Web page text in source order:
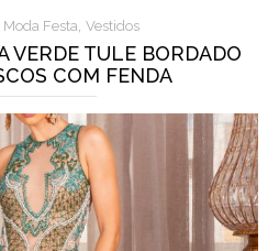
Moda Festa, Vestidos
VERDE TULE BORDADO
COM FENDA